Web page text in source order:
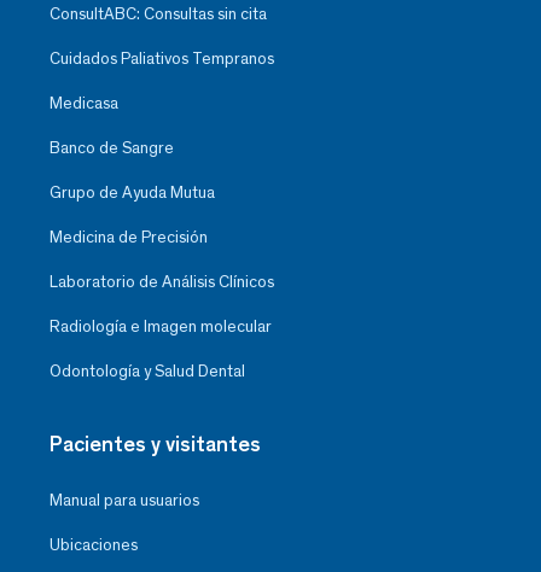
ConsultABC: Consultas sin cita
Cuidados Paliativos Tempranos
Medicasa
Banco de Sangre
Grupo de Ayuda Mutua
Medicina de Precisión
Laboratorio de Análisis Clínicos
Radiología e Imagen molecular
Odontología y Salud Dental
Pacientes y visitantes
Manual para usuarios
Ubicaciones